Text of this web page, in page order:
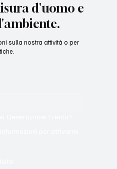
d'uomo e
sulla nostra attività o per